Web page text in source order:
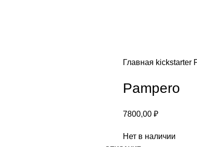
Главная kickstarter
Pampero
7800,00 ₽
Нет в наличии